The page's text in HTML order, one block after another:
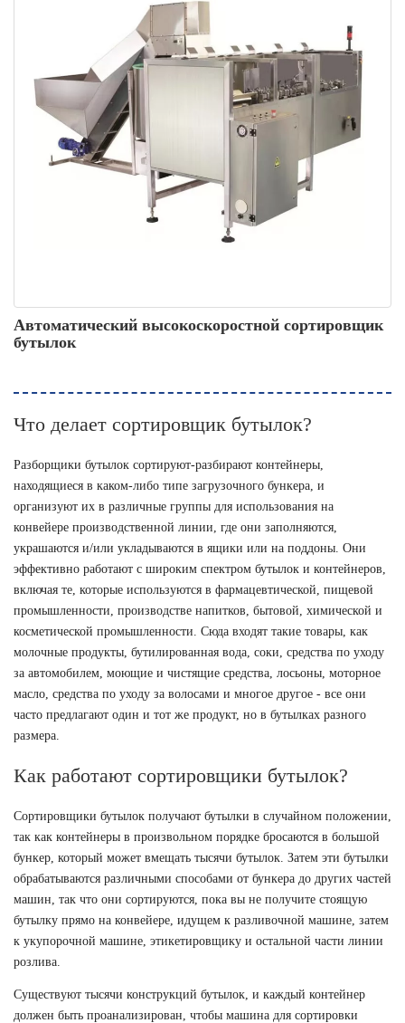
Автоматический высокоскоростной сортировщик
бутылок
Что делает сортировщик бутылок?
Разборщики бутылок сортируют-разбирают контейнеры,
находящиеся в каком-либо типе загрузочного бункера, и
организуют их в различные группы для использования на
конвейере производственной линии, где они заполняются,
украшаются и/или укладываются в ящики или на поддоны. Они
эффективно работают с широким спектром бутылок и контейнеров,
включая те, которые используются в фармацевтической, пищевой
промышленности, производстве напитков, бытовой, химической и
косметической промышленности. Сюда входят такие товары, как
молочные продукты, бутилированная вода, соки, средства по уходу
за автомобилем, моющие и чистящие средства, лосьоны, моторное
масло, средства по уходу за волосами и многое другое - все они
часто предлагают один и тот же продукт, но в бутылках разного
размера.
Как работают сортировщики бутылок?
Сортировщики бутылок получают бутылки в случайном положении,
так как контейнеры в произвольном порядке бросаются в большой
бункер, который может вмещать тысячи бутылок. Затем эти бутылки
обрабатываются различными способами от бункера до других частей
машин, так что они сортируются, пока вы не получите стоящую
бутылку прямо на конвейере, идущем к разливочной машине, затем
к укупорочной машине, этикетировщику и остальной части линии
розлива.
Существуют тысячи конструкций бутылок, и каждый контейнер
должен быть проанализирован, чтобы машина для сортировки